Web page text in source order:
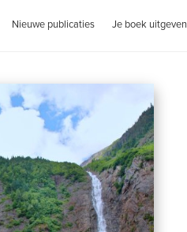
Nieuwe publicaties Je boek uitgeven